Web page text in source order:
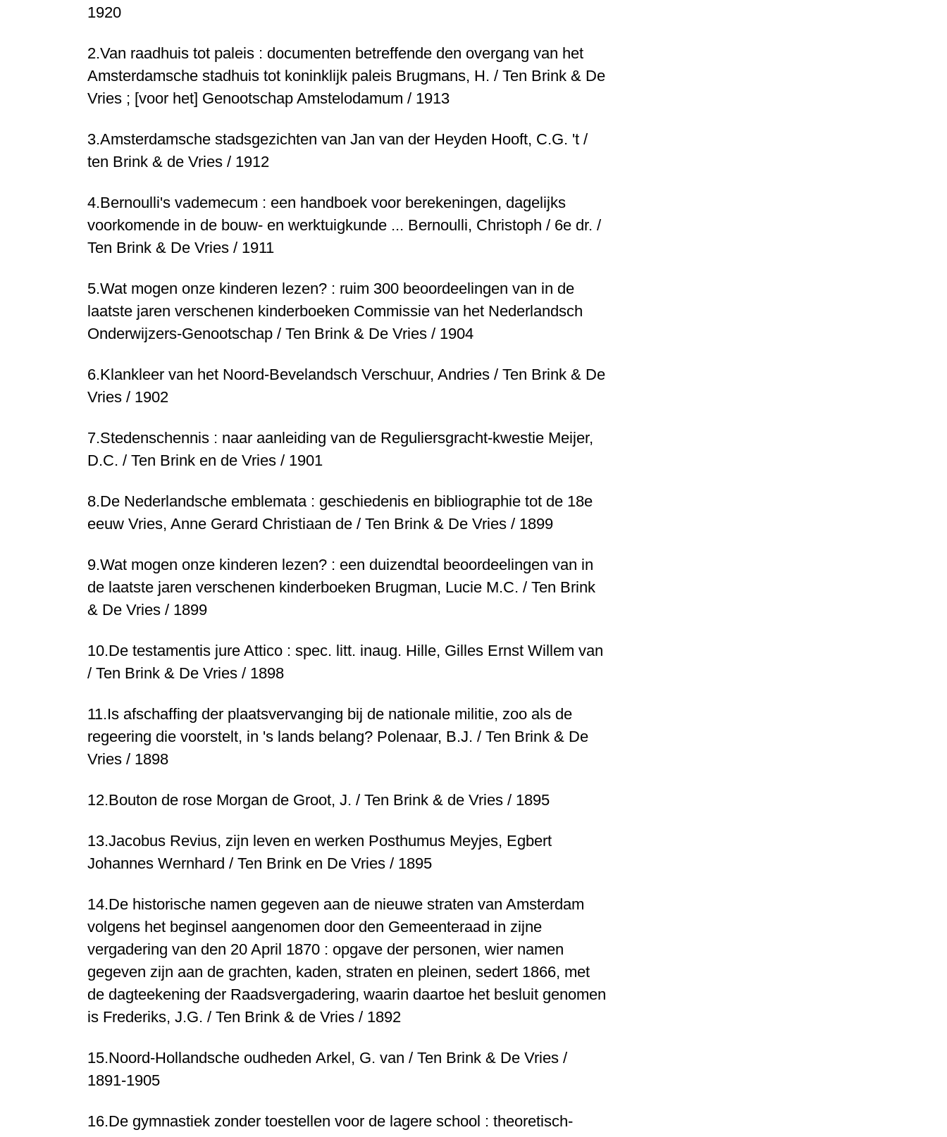
1920
2.Van raadhuis tot paleis : documenten betreffende den overgang van het
Amsterdamsche stadhuis tot koninklijk paleis Brugmans, H. / Ten Brink & De
Vries ; [voor het] Genootschap Amstelodamum / 1913
3.Amsterdamsche stadsgezichten van Jan van der Heyden Hooft, C.G. 't /
ten Brink & de Vries / 1912
4.Bernoulli's vademecum : een handboek voor berekeningen, dagelijks
voorkomende in de bouw- en werktuigkunde ... Bernoulli, Christoph / 6e dr. /
Ten Brink & De Vries / 1911
5.Wat mogen onze kinderen lezen? : ruim 300 beoordeelingen van in de
laatste jaren verschenen kinderboeken Commissie van het Nederlandsch
Onderwijzers-Genootschap / Ten Brink & De Vries / 1904
6.Klankleer van het Noord-Bevelandsch Verschuur, Andries / Ten Brink & De
Vries / 1902
7.Stedenschennis : naar aanleiding van de Reguliersgracht-kwestie Meijer,
D.C. / Ten Brink en de Vries / 1901
8.De Nederlandsche emblemata : geschiedenis en bibliographie tot de 18e
eeuw Vries, Anne Gerard Christiaan de / Ten Brink & De Vries / 1899
9.Wat mogen onze kinderen lezen? : een duizendtal beoordeelingen van in
de laatste jaren verschenen kinderboeken Brugman, Lucie M.C. / Ten Brink
& De Vries / 1899
10.De testamentis jure Attico : spec. litt. inaug. Hille, Gilles Ernst Willem van
/ Ten Brink & De Vries / 1898
11.Is afschaffing der plaatsvervanging bij de nationale militie, zoo als de
regeering die voorstelt, in 's lands belang? Polenaar, B.J. / Ten Brink & De
Vries / 1898
12.Bouton de rose Morgan de Groot, J. / Ten Brink & de Vries / 1895
13.Jacobus Revius, zijn leven en werken Posthumus Meyjes, Egbert
Johannes Wernhard / Ten Brink en De Vries / 1895
14.De historische namen gegeven aan de nieuwe straten van Amsterdam
volgens het beginsel aangenomen door den Gemeenteraad in zijne
vergadering van den 20 April 1870 : opgave der personen, wier namen
gegeven zijn aan de grachten, kaden, straten en pleinen, sedert 1866, met
de dagteekening der Raadsvergadering, waarin daartoe het besluit genomen
is Frederiks, J.G. / Ten Brink & de Vries / 1892
15.Noord-Hollandsche oudheden Arkel, G. van / Ten Brink & De Vries /
1891-1905
16.De gymnastiek zonder toestellen voor de lagere school : theoretisch-